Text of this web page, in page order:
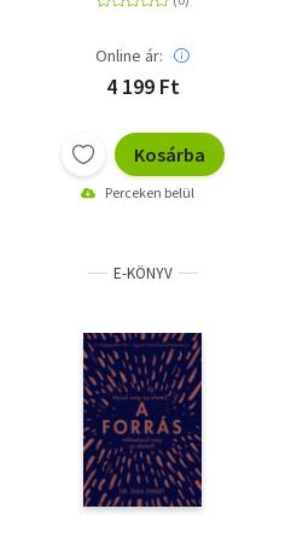
Online ár:
4 199 Ft
Kosárba
Perceken belül
E-KÖNYV